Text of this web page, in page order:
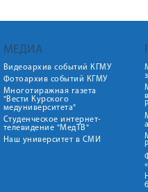
МЕДИА
Видеоархив событий КГМУ
Фотоархив событий КГМУ
Многотиражная газета
"Вести Курского
медуниверситета"
Студенческое интернет-
телевидение "МедТВ"
Наш университет в СМИ